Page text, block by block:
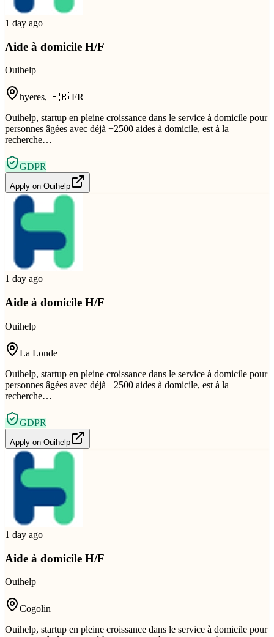
1 day ago
Aide à domicile H/F
Ouihelp
hyeres, 🇫🇷 FR
Ouihelp, startup en pleine croissance dans le service à domicile pour
personnes âgées avec déjà +2500 aides à domicile, est à la
recherche…
GDPR
Apply on Ouihelp
1 day ago
Aide à domicile H/F
Ouihelp
La Londe
Ouihelp, startup en pleine croissance dans le service à domicile pour
personnes âgées avec déjà +2500 aides à domicile, est à la
recherche…
GDPR
Apply on Ouihelp
1 day ago
Aide à domicile H/F
Ouihelp
Cogolin
Ouihelp, startup en pleine croissance dans le service à domicile pour